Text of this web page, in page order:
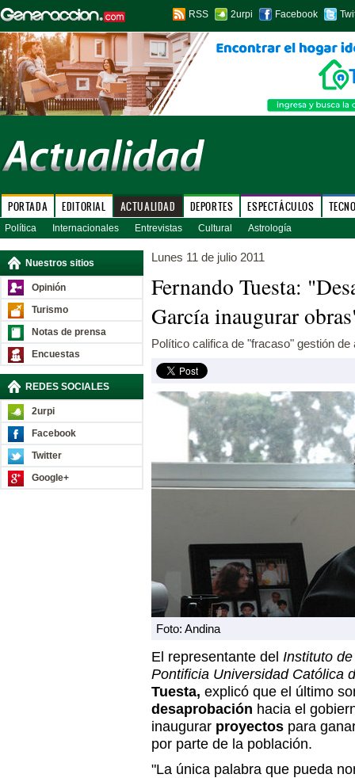
RSS 2urpi Facebook
PORTADA EDITORIAL ACTUALIDAD DEPORTES ESPECTÁCULOS
Política Internacionales Entrevistas Cultural Astrología
Nuestros sitios
Opinión
Turismo
Notas de prensa
Encuestas
REDES SOCIALES
2urpi
Facebook
Twitter
Google+
Lunes 11 de julio 2011
Fernando Tuesta:
García inaugurar
Político califica de "fracaso" gestión
Foto: Andina
El representante del Instituto
Pontificia Universidad Católica
Tuesta, explicó que el último
desaprobación hacia el
inaugurar proyectos para
por parte de la población.
"La única palabra que pueda